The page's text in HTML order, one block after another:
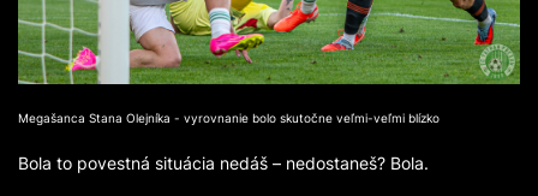
Megašanca Stana Olejníka - vyrovnanie bolo skutočne veľmi-veľmi blízko
Bola to povestná situácia nedáš – nedostaneš? Bola.